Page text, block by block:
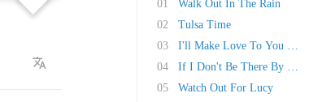
01
Walk Out In The Rain
02
Tulsa Time
03
I'll Make Love To You Anytime
04
If I Don't Be There By Morning
05
Watch Out For Lucy